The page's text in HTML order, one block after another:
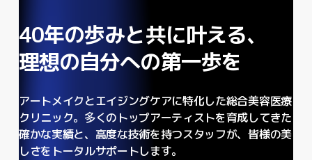
40年の歩みと共に叶える、
理想の自分への第一歩を
アートメイクとエイジングケアに特化した総合美容医療
クリニック。多くのトップアーティストを育成してきた
確かな実績と、高度な技術を持つスタッフが、皆様の美
しさをトータルサポートします。